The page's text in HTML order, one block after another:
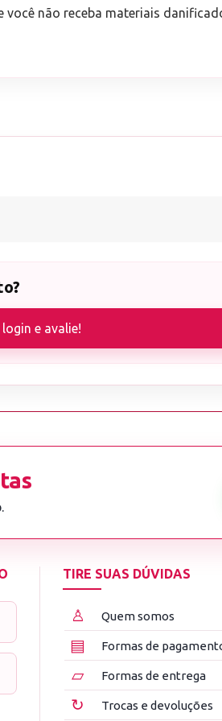
não receba materiais
login e avalie!
TIRE SUAS DÚVIDAS
♙ Quem somos
▤ Formas de
▱ Formas de entrega
↻ Trocas e devoluções